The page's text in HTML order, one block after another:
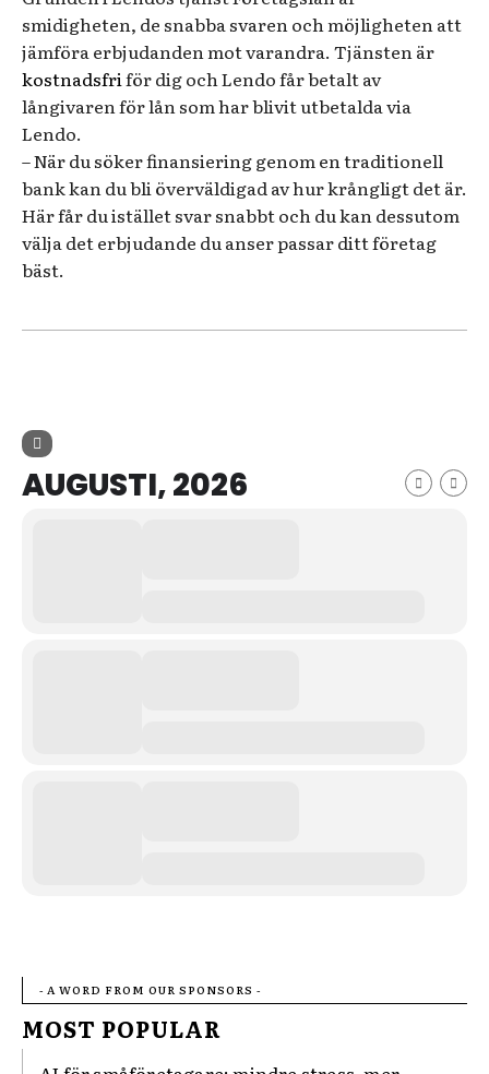
smidigheten, de snabba svaren och möjligheten att
jämföra erbjudanden mot varandra. Tjänsten är
kostnadsfriför dig och Lendo får betalt av
långivaren för lån som har blivit utbetalda via
Lendo.
– När du söker finansiering genom en traditionell
bank kan du bli överväldigad av hur krångligt det är.
Här får du istället svar snabbt och du kan dessutom
välja det erbjudande du anser passar ditt företag
bäst.
AUGUSTI, 2026
- A WORD FROM OUR SPONSORS -
MOST POPULAR